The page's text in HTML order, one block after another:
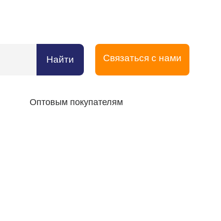
Найти Связаться с нами
Оптовым покупателям